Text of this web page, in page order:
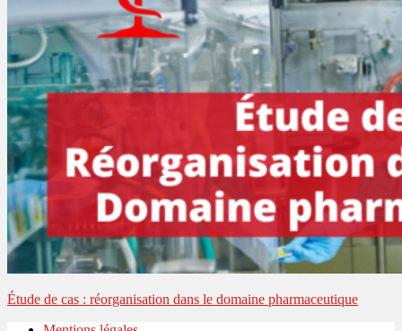
Étude de cas : réorganisation dans le domaine pharmaceutique